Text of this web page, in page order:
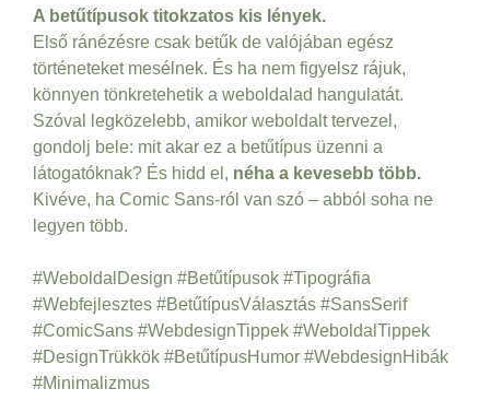
A betűtípusok titokzatos kis lények.
Első ránézésre csak betűk de valójában egész
történeteket mesélnek. És ha nem figyelsz rájuk,
könnyen tönkretehetik a weboldalad hangulatát.
Szóval legközelebb, amikor weboldalt tervezel,
gondolj bele: mit akar ez a betűtípus üzenni a
látogatóknak? És hidd el, néha a kevesebb több.
Kivéve, ha Comic Sans-ról van szó – abból soha ne
legyen több.
#WeboldalDesign #Betűtípusok #Tipográfia
#Webfejlesztes #BetűtípusVálasztás #SansSerif
#ComicSans #WebdesignTippek #WeboldalTippek
#DesignTrükkök #BetűtípusHumor #WebdesignHibák
#Minimalizmus